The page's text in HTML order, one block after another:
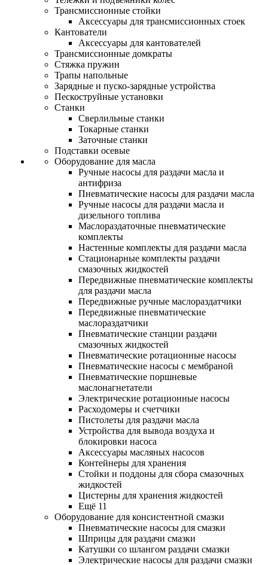
Трансмиссионные стойки
Аксессуары для трансмиссионных стоек
Кантователи
Аксессуары для кантователей
Трансмиссионные домкраты
Стяжка пружин
Трапы напольные
Зарядные и пуско-зарядные устройства
Пескоструйные установки
Станки
Сверлильные станки
Токарные станки
Заточные станки
Подставки осевые
Оборудование для масла
Ручные насосы для раздачи масла и
антифриза
Пневматические насосы для раздачи масла
Ручные насосы для раздачи масла и
дизельного топлива
Маслораздаточные пневматические
комплекты
Настенные комплекты для раздачи масла
Стационарные комплекты раздачи
смазочных жидкостей
Передвижные пневматические комплекты
для раздачи масла
Передвижные ручные маслораздатчики
Передвижные пневматические
маслораздатчики
Пневматические станции раздачи
смазочных жидкостей
Пневматические ротационные насосы
Пневматические насосы с мембраной
Пневматические поршневые
маслонагнетатели
Электрические ротационные насосы
Расходомеры и счетчики
Пистолеты для раздачи масла
Устройства для вывода воздуха и
блокировки насоса
Аксессуары масляных насосов
Контейнеры для хранения
Стойки и поддоны для сбора смазочных
жидкостей
Цистерны для хранения жидкостей
Ещё 11
Оборудование для консистентной смазки
Пневматические насосы для смазки
Шприцы для раздачи смазки
Катушки со шлангом раздачи смазки
Электрические насосы для раздачи смазки